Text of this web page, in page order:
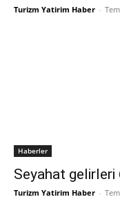
Turizm Yatirim Haber -
Haberler
Seyahat gelirleri
Turizm Yatirim Haber -